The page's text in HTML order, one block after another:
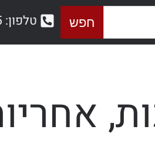
חפש טלפון: 03-9313555